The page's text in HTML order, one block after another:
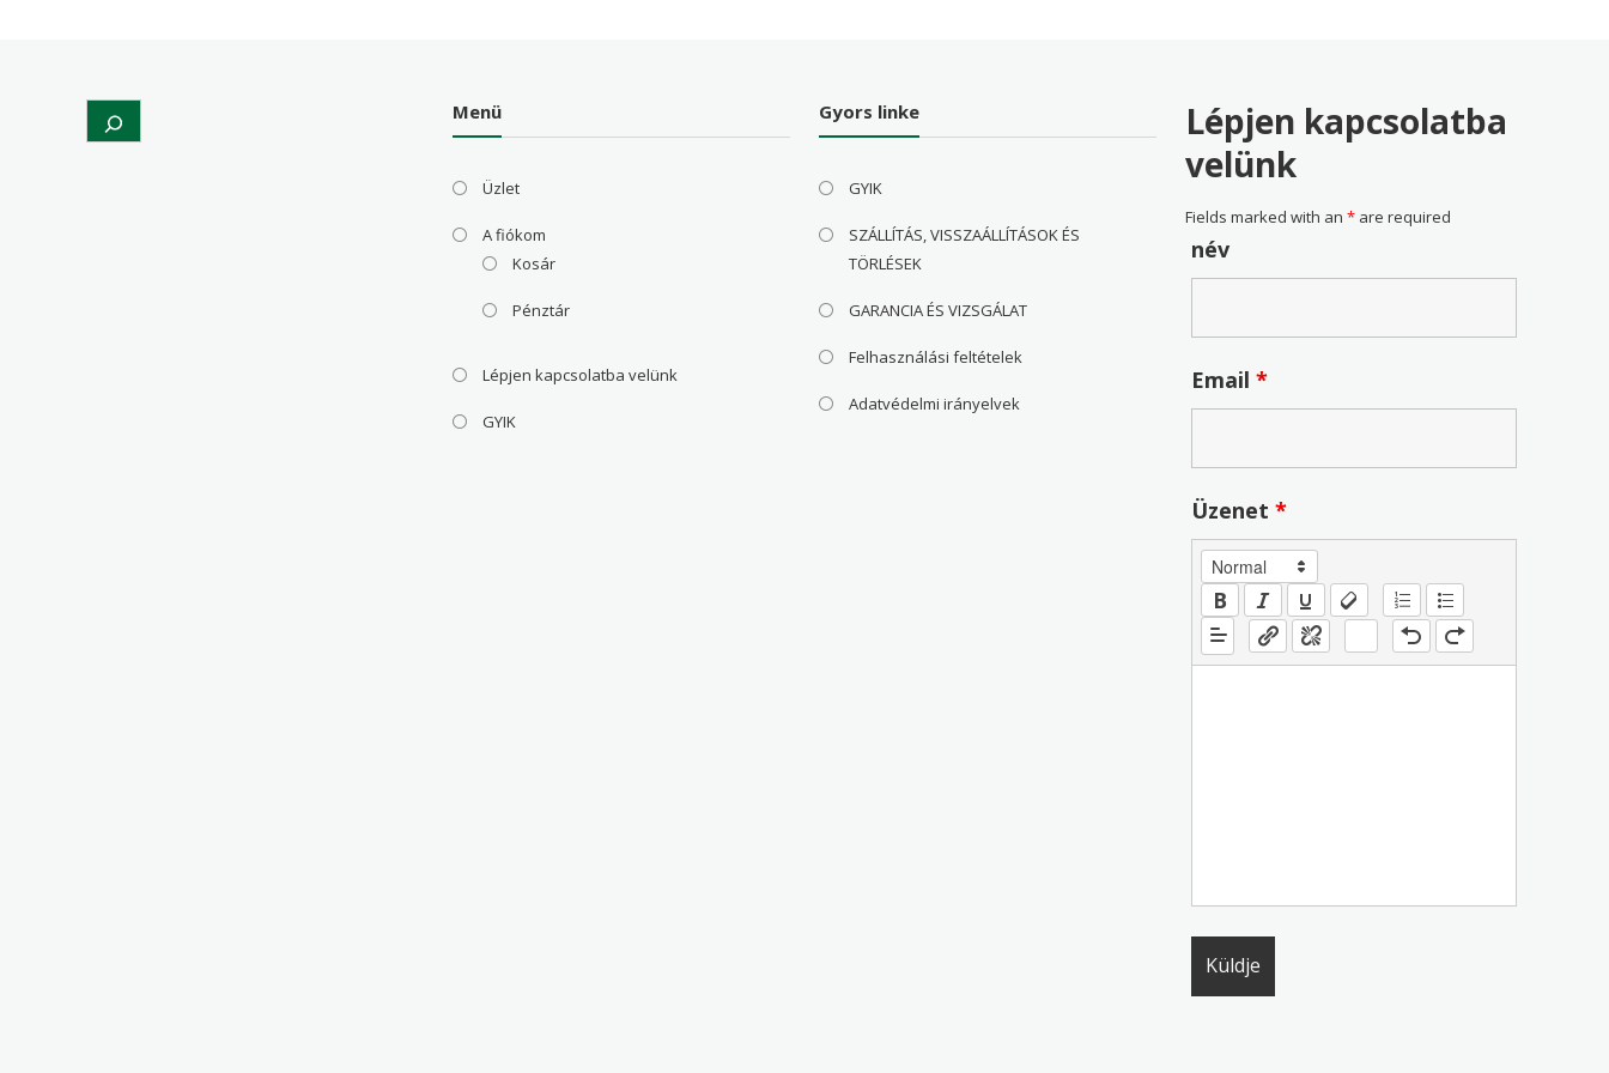
Search Menü
Üzlet
A fiókom
Kosár
Pénztár
Lépjen kapcsolatba velünk
GYIK
Gyors linke
GYIK
SZÁLLÍTÁS, VISSZAÁLLÍTÁSOK ÉS
TÖRLÉSEK
GARANCIA ÉS VIZSGÁLAT
Felhasználási feltételek
Adatvédelmi irányelvek
Lépjen kapcsolatba
velünk
Fields marked with an* are required
név
Email*
Üzenet*